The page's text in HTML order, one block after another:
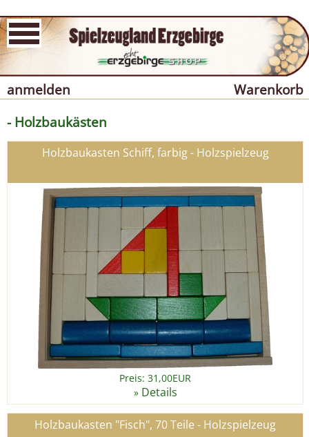
anmelden
Warenkorb
- Holzbaukästen
Holzbaukasten Schiff, farbig - Holzspielzeug
Preis: 31,00EUR
» Details
Holzbaukasten "Fisch", 70 Teile - Holzspielzeug